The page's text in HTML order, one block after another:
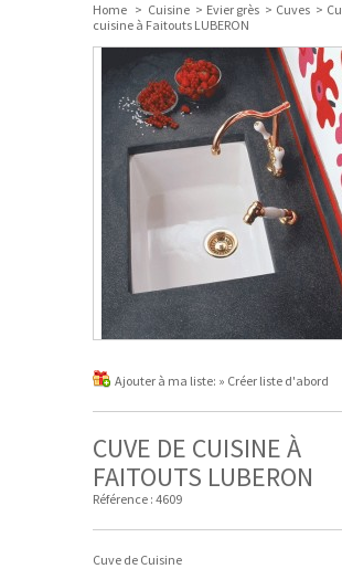
Home > Cuisine > Evier grès > Cuves >
cuisine à Faitouts LUBERON
Ajouter à ma liste: » Créer liste d'abord
CUVE DE CUISINE À
FAITOUTS LUBERON
Référence : 4609
Cuve de Cuisine